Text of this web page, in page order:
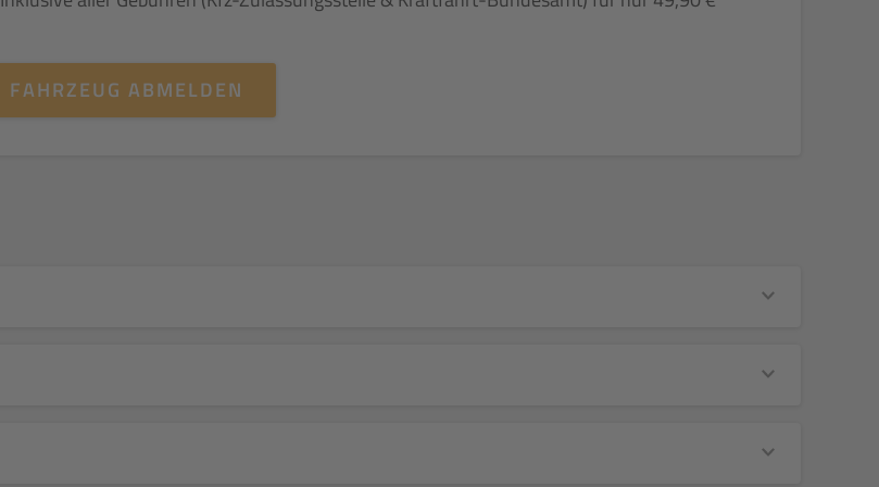
FAHRZEUG ABMELDEN